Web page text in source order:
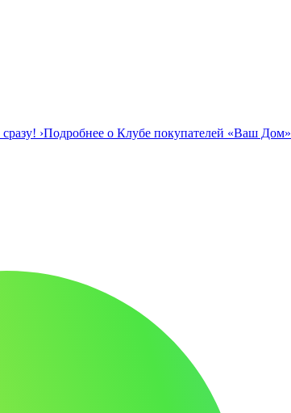
сразу! ›Подробнее о Клубе покупателей «Ваш Дом»